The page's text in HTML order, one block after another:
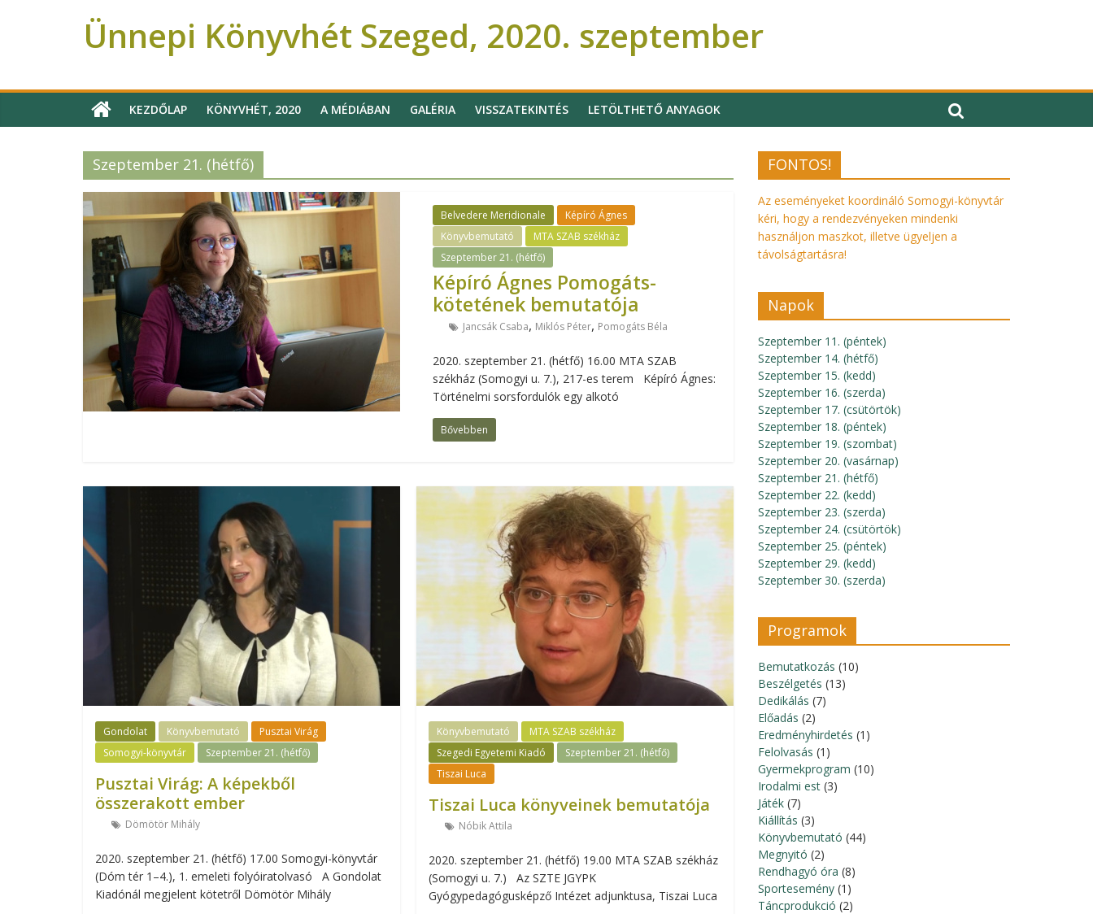
Ünnepi Könyvhét Szeged, 2020. szeptember
KEZDŐLAP KÖNYVHÉT, 2020 A MÉDIÁBAN GALÉRIA VISSZATEKINTÉS LETÖLTHETŐ ANYAGOK
Szeptember 21. (hétfő)
Belvedere Meridionale
Képíró Ágnes
Könyvbemutató
MTA SZAB székház
Szeptember 21. (hétfő)
Képíró Ágnes Pomogáts-
kötetének bemutatója
Jancsák Csaba, Miklós Péter, Pomogáts Béla
2020. szeptember 21. (hétfő) 16.00 MTA SZAB
székház (Somogyi u. 7.), 217-es terem Képíró Ágnes:
Történelmi sorsfordulók egy alkotó
Bővebben
Gondolat Könyvbemutató
Pusztai Virág
Somogyi-könyvtár
Szeptember 21. (hétfő)
Pusztai Virág: A képekből
összerakott ember
Dömötör Mihály
2020. szeptember 21. (hétfő) 17.00 Somogyi-könyvtár
(Dóm tér 1–4.), 1. emeleti folyóiratolvasó A Gondolat
Kiadónál megjelent kötetről Dömötör Mihály
Könyvbemutató
MTA SZAB székház
Szegedi Egyetemi Kiadó
Szeptember 21. (hétfő)
Tiszai Luca
Tiszai Luca könyveinek bemutatója
Nóbik Attila
2020. szeptember 21. (hétfő) 19.00 MTA SZAB székház
(Somogyi u. 7.) Az SZTE JGYPK
Gyógypedagógusképző Intézet adjunktusa, Tiszai Luca
FONTOS!
Az eseményeket koordináló Somogyi-könyvtár
kéri, hogy a rendezvényeken mindenki
használjon maszkot, illetve ügyeljen a
távolságtartásra!
Napok
Szeptember 11. (péntek)
Szeptember 14. (hétfő)
Szeptember 15. (kedd)
Szeptember 16. (szerda)
Szeptember 17. (csütörtök)
Szeptember 18. (péntek)
Szeptember 19. (szombat)
Szeptember 20. (vasárnap)
Szeptember 21. (hétfő)
Szeptember 22. (kedd)
Szeptember 23. (szerda)
Szeptember 24. (csütörtök)
Szeptember 25. (péntek)
Szeptember 29. (kedd)
Szeptember 30. (szerda)
Programok
Bemutatkozás (10)
Beszélgetés (13)
Dedikálás (7)
Előadás (2)
Eredményhirdetés (1)
Felolvasás (1)
Gyermekprogram (10)
Irodalmi est (3)
Játék (7)
Kiállítás (3)
Könyvbemutató (44)
Megnyitó (2)
Rendhagyó óra (8)
Sportesemény (1)
Táncprodukció (2)